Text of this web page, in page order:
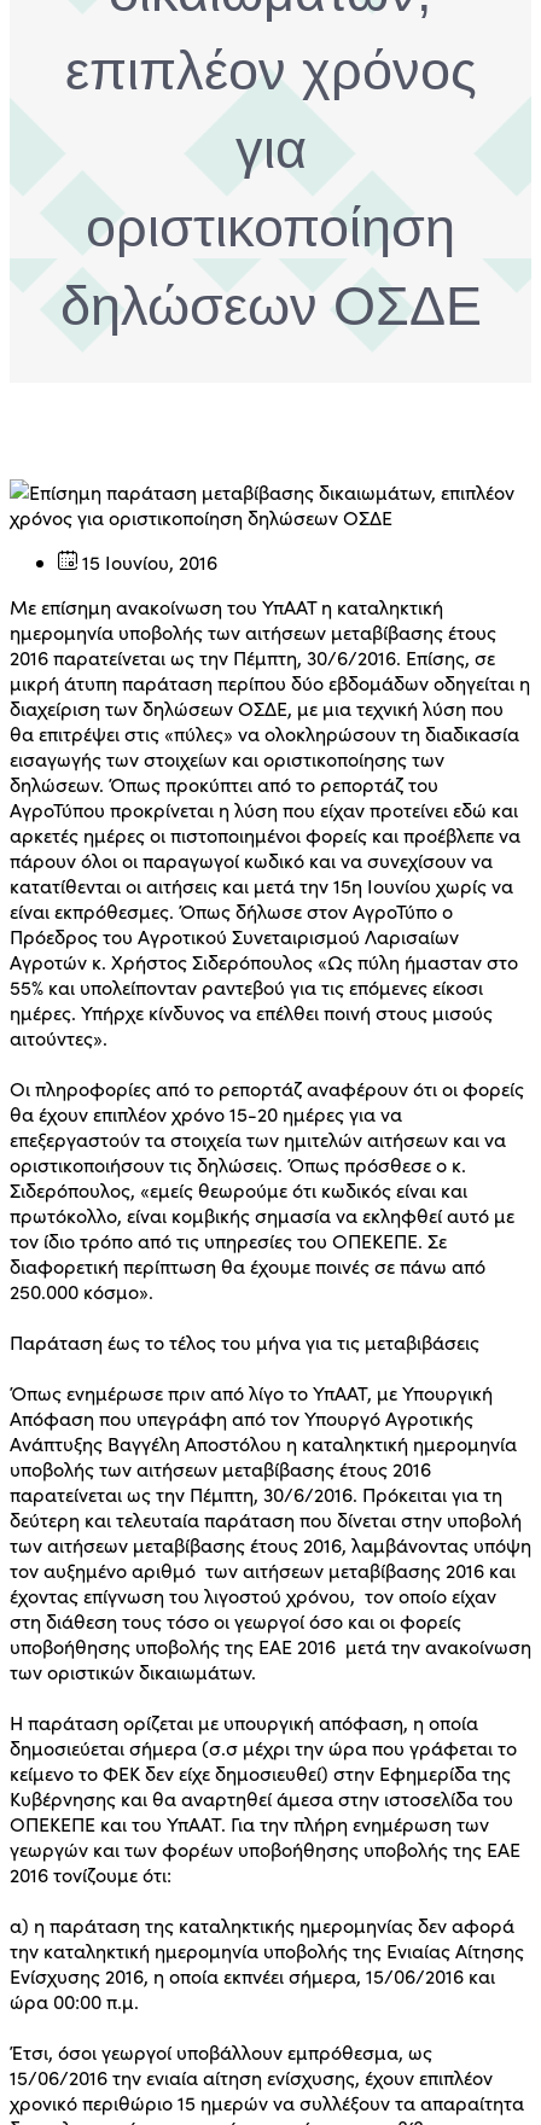
επιπλέον χρόνος
για
οριστικοποίηση
δηλώσεων ΟΣΔΕ
15 Ιουνίου, 2016
Με επίσημη ανακοίνωση του ΥπΑΑΤ η καταληκτική
ημερομηνία υποβολής των αιτήσεων μεταβίβασης έτους
2016 παρατείνεται ως την Πέμπτη, 30/6/2016. Επίσης, σε
μικρή άτυπη παράταση περίπου δύο εβδομάδων οδηγείται η
διαχείριση των δηλώσεων ΟΣΔΕ, με μια τεχνική λύση που
θα επιτρέψει στις «πύλες» να ολοκληρώσουν τη διαδικασία
εισαγωγής των στοιχείων και οριστικοποίησης των
δηλώσεων. Όπως προκύπτει από το ρεπορτάζ του
ΑγροΤύπου προκρίνεται η λύση που είχαν προτείνει εδώ και
αρκετές ημέρες οι πιστοποιημένοι φορείς και προέβλεπε να
πάρουν όλοι οι παραγωγοί κωδικό και να συνεχίσουν να
κατατίθενται οι αιτήσεις και μετά την 15η Ιουνίου χωρίς να
είναι εκπρόθεσμες. Όπως δήλωσε στον ΑγροΤύπο ο
Πρόεδρος του Αγροτικού Συνεταιρισμού Λαρισαίων
Αγροτών κ. Χρήστος Σιδερόπουλος «Ως πύλη ήμασταν στο
55% και υπολείπονταν ραντεβού για τις επόμενες είκοσι
ημέρες. Υπήρχε κίνδυνος να επέλθει ποινή στους μισούς
αιτούντες».
Οι πληροφορίες από το ρεπορτάζ αναφέρουν ότι οι φορείς
θα έχουν επιπλέον χρόνο 15-20 ημέρες για να
επεξεργαστούν τα στοιχεία των ημιτελών αιτήσεων και να
οριστικοποιήσουν τις δηλώσεις. Όπως πρόσθεσε ο κ.
Σιδερόπουλος, «εμείς θεωρούμε ότι κωδικός είναι και
πρωτόκολλο, είναι κομβικής σημασία να εκληφθεί αυτό με
τον ίδιο τρόπο από τις υπηρεσίες του ΟΠΕΚΕΠΕ. Σε
διαφορετική περίπτωση θα έχουμε ποινές σε πάνω από
250.000 κόσμο».
Παράταση έως το τέλος του μήνα για τις μεταβιβάσεις
Όπως ενημέρωσε πριν από λίγο το ΥπΑΑΤ, με Υπουργική
Απόφαση που υπεγράφη από τον Υπουργό Αγροτικής
Ανάπτυξης Βαγγέλη Αποστόλου η καταληκτική ημερομηνία
υποβολής των αιτήσεων μεταβίβασης έτους 2016
παρατείνεται ως την Πέμπτη, 30/6/2016. Πρόκειται για τη
δεύτερη και τελευταία παράταση που δίνεται στην υποβολή
των αιτήσεων μεταβίβασης έτους 2016, λαμβάνοντας υπόψη
τον αυξημένο αριθμό των αιτήσεων μεταβίβασης 2016 και
έχοντας επίγνωση του λιγοστού χρόνου, τον οποίο είχαν
στη διάθεση τους τόσο οι γεωργοί όσο και οι φορείς
υποβοήθησης υποβολής της ΕΑΕ 2016 μετά την ανακοίνωση
των οριστικών δικαιωμάτων.
Η παράταση ορίζεται με υπουργική απόφαση, η οποία
δημοσιεύεται σήμερα (σ.σ μέχρι την ώρα που γράφεται το
κείμενο το ΦΕΚ δεν είχε δημοσιευθεί) στην Εφημερίδα της
Κυβέρνησης και θα αναρτηθεί άμεσα στην ιστοσελίδα του
ΟΠΕΚΕΠΕ και του ΥπΑΑΤ. Για την πλήρη ενημέρωση των
γεωργών και των φορέων υποβοήθησης υποβολής της ΕΑΕ
2016 τονίζουμε ότι:
α) η παράταση της καταληκτικής ημερομηνίας δεν αφορά
την καταληκτική ημερομηνία υποβολής της Ενιαίας Αίτησης
Ενίσχυσης 2016, η οποία εκπνέει σήμερα, 15/06/2016 και
ώρα 00:00 π.μ.
Έτσι, όσοι γεωργοί υποβάλλουν εμπρόθεσμα, ως
15/06/2016 την ενιαία αίτηση ενίσχυσης, έχουν επιπλέον
χρονικό περιθώριο 15 ημερών να συλλέξουν τα απαραίτητα